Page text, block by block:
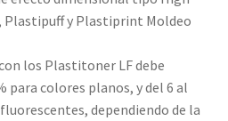
Plastipuff y Plastiprint Moldeo
los Plastitoner LF debe
para colores planos, y del 6 al
dependiendo de la